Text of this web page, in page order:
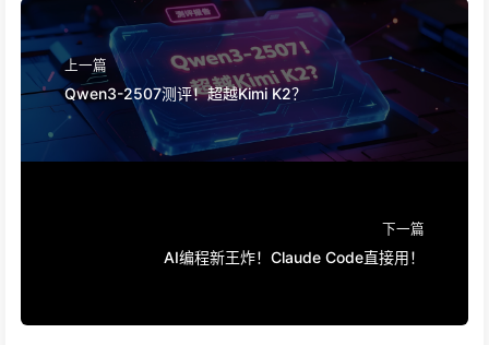
上一篇
Qwen3-2507测评！超越Kimi K2？
下一篇
AI编程新王炸！Claude Code直接用！